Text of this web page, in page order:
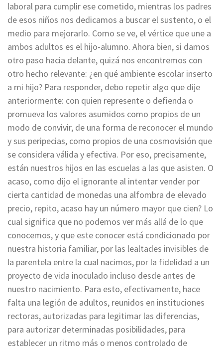
laboral para cumplir ese cometido, mientras los padres
de esos niños nos dedicamos a buscar el sustento, o el
medio para mejorarlo. Como se ve, el vértice que une a
ambos adultos es el hijo-alumno. Ahora bien, si damos
otro paso hacia delante, quizá nos encontremos con
otro hecho relevante: ¿en qué ambiente escolar inserto
a mi hijo? Para responder, debo repetir algo que dije
anteriormente: con quien represente o defienda o
promueva los valores asumidos como propios de un
modo de convivir, de una forma de reconocer el mundo
y sus peripecias, como propios de una cosmovisión que
se considera válida y efectiva. Por eso, precisamente,
están nuestros hijos en las escuelas a las que asisten. O
acaso, como dijo el ignorante al intentar vender por
cierta cantidad de monedas una alfombra de elevado
precio, repito, acaso hay un número mayor que cien? Lo
cual significa que no podemos ver más allá de lo que
conocemos, y que este conocer está condicionado por
nuestra historia familiar, por las lealtades invisibles de
la parentela entre la cual nacimos, por la fidelidad a un
proyecto de vida inoculado incluso desde antes de
nuestro nacimiento. Para esto, efectivamente, hace
falta una legión de adultos, reunidos en instituciones
rectoras, autorizadas para legitimar las diferencias,
para autorizar determinadas posibilidades, para
establecer un ritmo más o menos controlado de